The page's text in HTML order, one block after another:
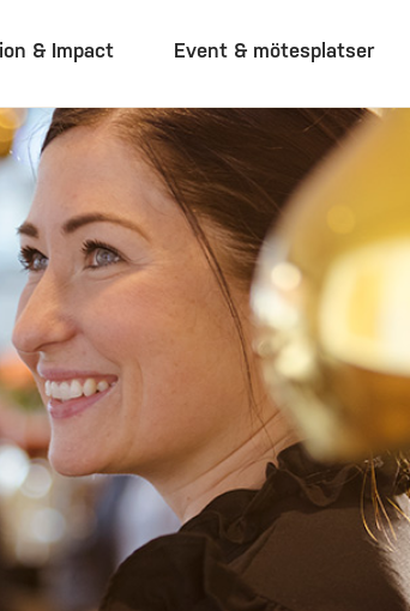
& Impact Event & mötesplatser